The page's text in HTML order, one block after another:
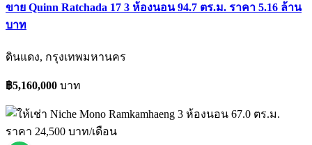
ขาย Quinn Ratchada 17 3 ห้องนอน 94.7 ตร.ม. ราคา 5.16 ล้าน
บาท
ดินแดง, กรุงเทพมหานคร
฿5,160,000 บาท